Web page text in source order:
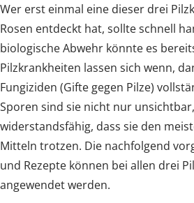
Wer erst einmal eine dieser drei
Rosen entdeckt hat, sollte schnell
biologische Abwehr könnte es
Pilzkrankheiten lassen sich wenn,
Fungiziden (Gifte gegen Pilze)
Sporen sind sie nicht nur
widerstandsfähig, dass sie den
Mitteln trotzen. Die nachfolgend
und Rezepte können bei allen drei
angewendet werden.